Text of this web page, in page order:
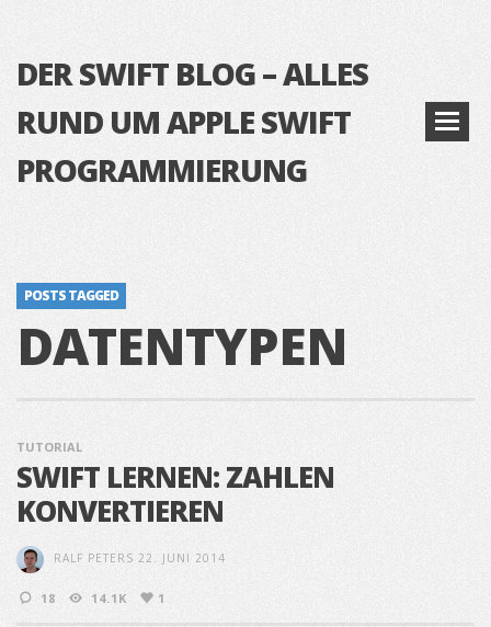
DER SWIFT BLOG – ALLES
RUND UM APPLE SWIFT
PROGRAMMIERUNG
POSTS TAGGED
DATENTYPEN
TUTORIAL
SWIFT LERNEN: ZAHLEN
KONVERTIEREN
RALF PETERS 22. JUNI 2014
18 14.1K 1